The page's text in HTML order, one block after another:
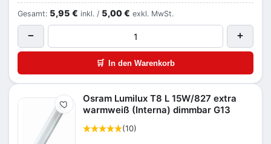
Gesamt: 5,95 € inkl. / 5,00 € exkl. MwSt.
− +
🛒 In den Warenkorb
Merken
Osram Lumilux T8 L 15W/827 extra
warmweiß (Interna) dimmbar G13
(10)